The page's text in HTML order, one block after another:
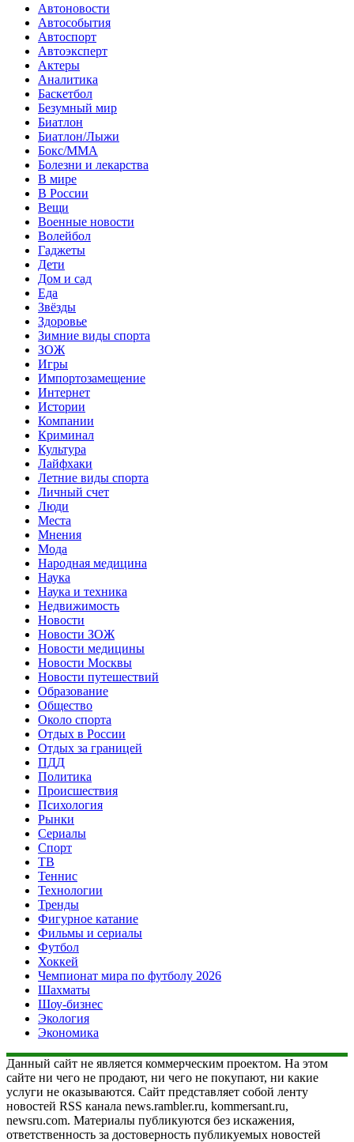
Автоновости
Автособытия
Автоспорт
Автоэксперт
Актеры
Аналитика
Баскетбол
Безумный мир
Биатлон
Биатлон/Лыжи
Бокс/MMA
Болезни и лекарства
В мире
В России
Вещи
Военные новости
Волейбол
Гаджеты
Дети
Дом и сад
Еда
Звёзды
Здоровье
Зимние виды спорта
ЗОЖ
Игры
Импортозамещение
Интернет
Истории
Компании
Криминал
Культура
Лайфхаки
Летние виды спорта
Личный счет
Люди
Места
Мнения
Мода
Народная медицина
Наука
Наука и техника
Недвижимость
Новости
Новости ЗОЖ
Новости медицины
Новости Москвы
Новости путешествий
Образование
Общество
Около спорта
Отдых в России
Отдых за границей
ПДД
Политика
Происшествия
Психология
Рынки
Сериалы
Спорт
ТВ
Теннис
Технологии
Тренды
Фигурное катание
Фильмы и сериалы
Футбол
Хоккей
Чемпионат мира по футболу 2026
Шахматы
Шоу-бизнес
Экология
Экономика
Данный сайт не является коммерческим проектом. На этом
сайте ни чего не продают, ни чего не покупают, ни какие
услуги не оказываются. Сайт представляет собой ленту
новостей RSS канала news.rambler.ru, kommersant.ru,
newsru.com. Материалы публикуются без искажения,
ответственность за достоверность публикуемых новостей